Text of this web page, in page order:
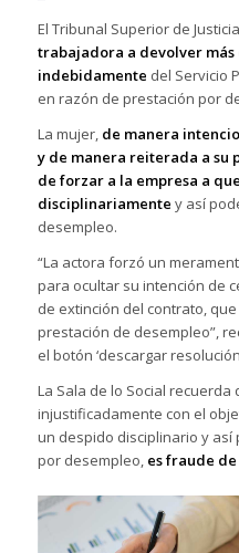
El Tribunal Superior de
trabajadora a devolver más
indebidamente del Servicio
en razón de prestación por
La mujer, de manera
y de manera reiterada a su
de forzar a la empresa a
disciplinariamente y así
desempleo.
“La actora forzó un
para ocultar su intención de
de extinción del contrato,
prestación de desempleo”,
el botón ‘descargar
La Sala de lo Social
injustificadamente con el
un despido disciplinario y así
por desempleo, es fraude